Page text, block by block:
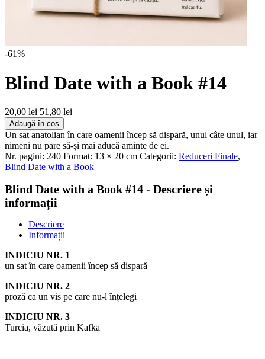
-61%
Blind Date with a Book #14
20,00 lei 51,80 lei
Adaugă în coș
Un sat anatolian în care oamenii încep să dispară, unul câte unul, iar
nimeni nu pare să-și mai aducă aminte de ei.
Nr. pagini: 240 Format: 13 × 20 cm Categorii: Reduceri Finale,
Blind Date with a Book
Blind Date with a Book #14 - Descriere și
informații
Descriere
Informații
INDICIU NR. 1
un sat în care oamenii încep să dispară
INDICIU NR. 2
proză ca un vis pe care nu-l înțelegi
INDICIU NR. 3
Turcia, văzută prin Kafka